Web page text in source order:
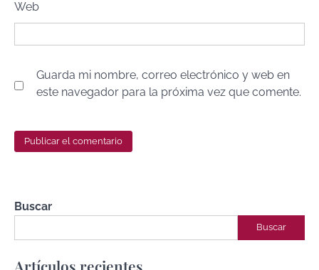
Web
Guarda mi nombre, correo electrónico y web en
este navegador para la próxima vez que comente.
Buscar
Buscar
Artículos recientes